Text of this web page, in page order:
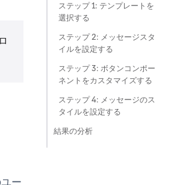
ー
ステップ 1: テンプレートを
選択する
ステップ 2: メッセージスタ
イルを設定する
ステップ 3: ボタンコンポー
ネントをカスタマイズする
ステップ 4: メッセージのス
タイルを設定する
結果の分析